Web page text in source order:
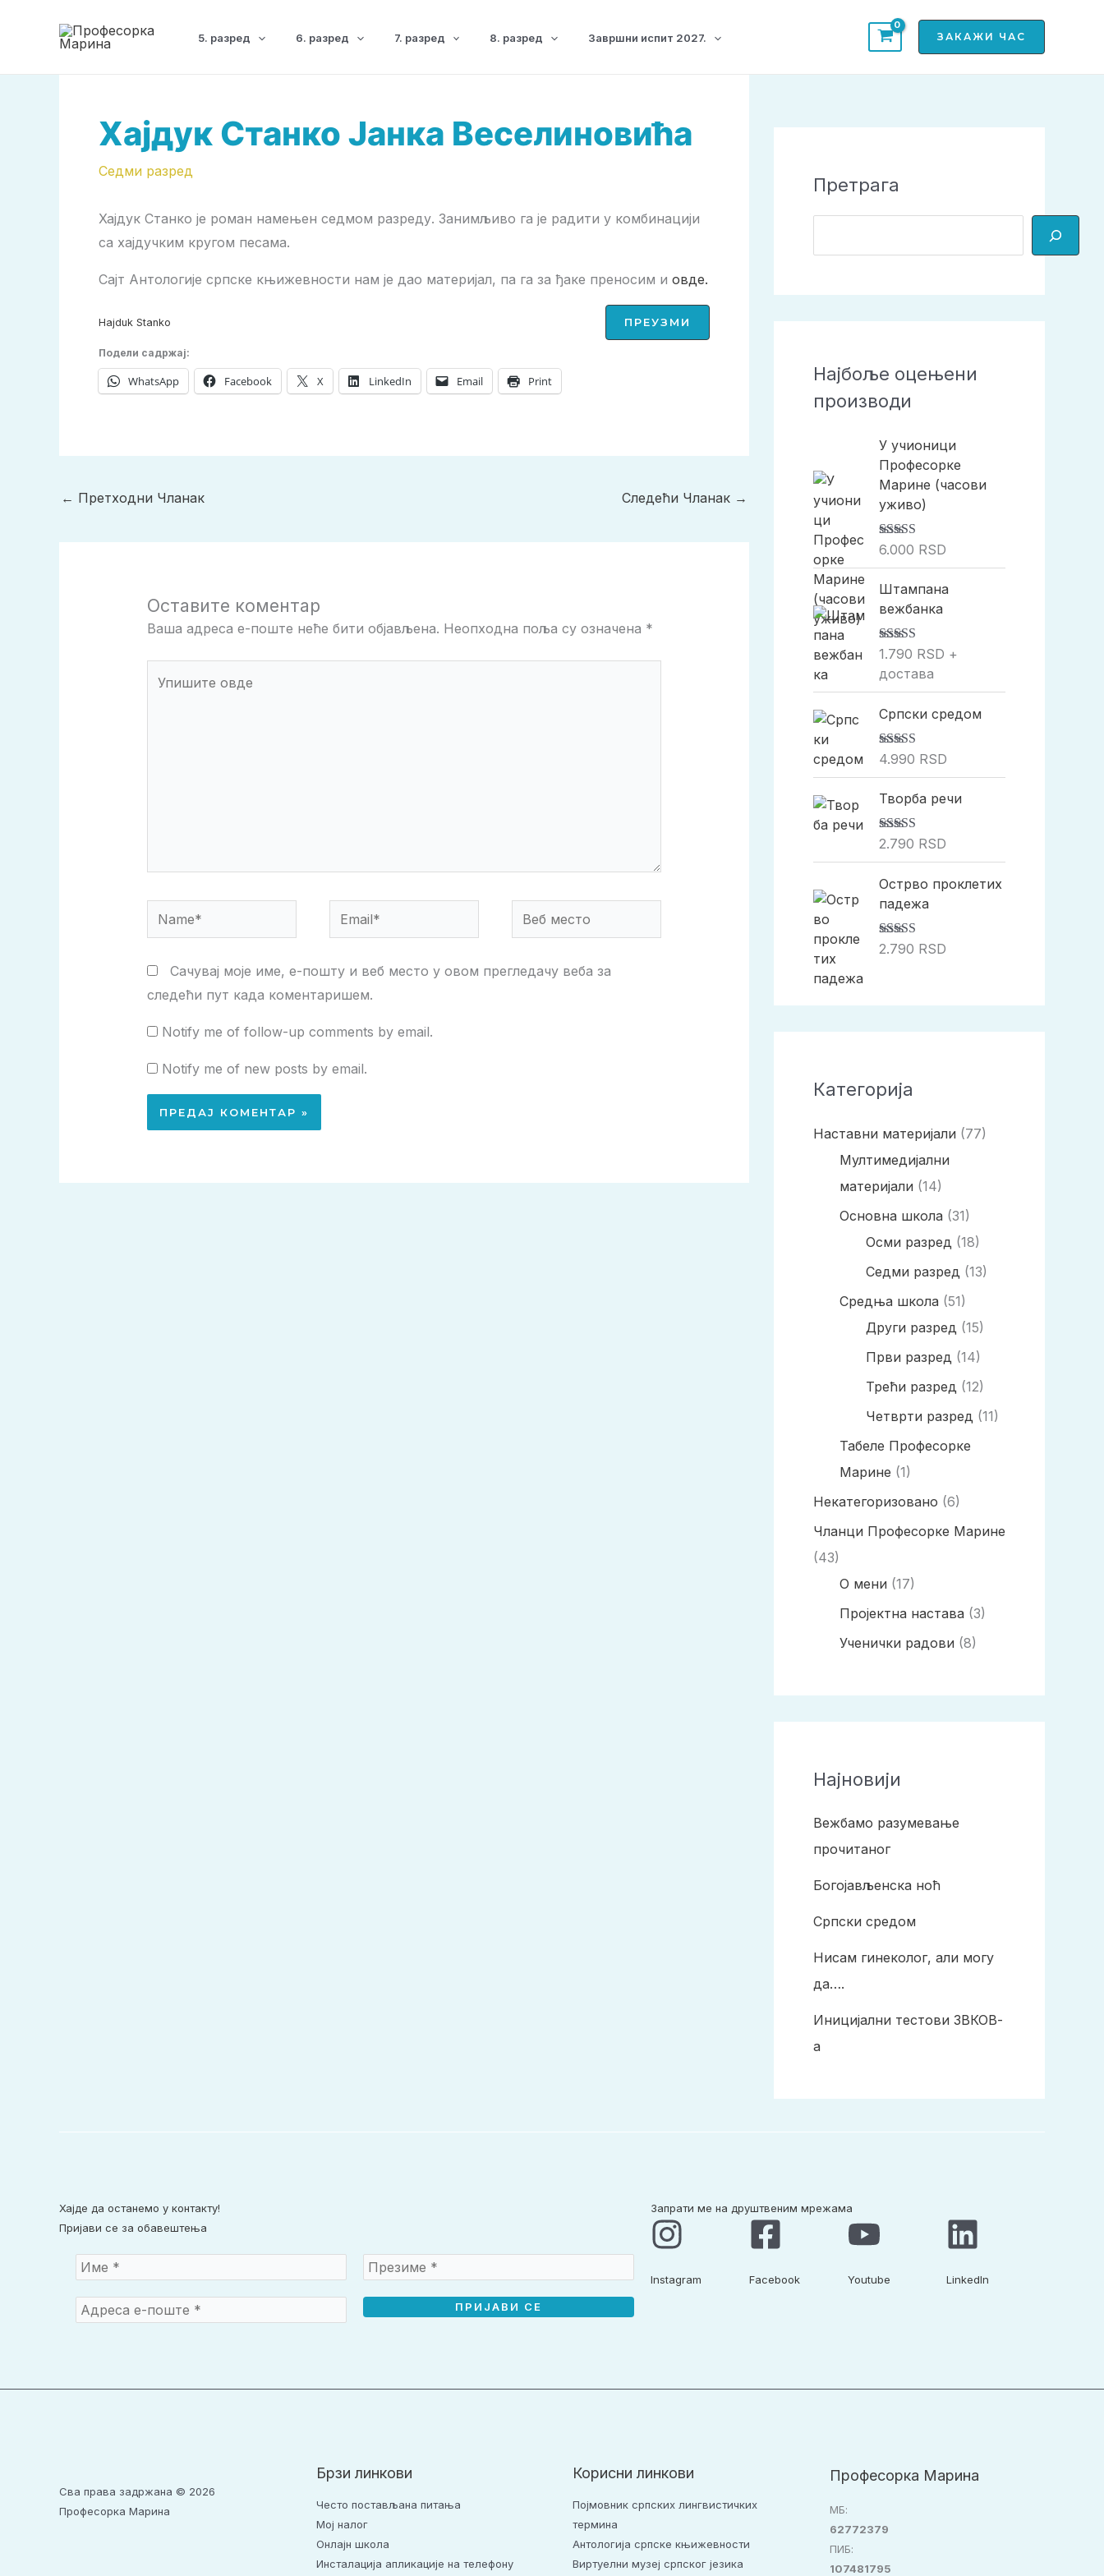
5. разред 6. разред 7. разред 8. разред Завршни испит 2027. ЗАКАЖИ ЧАС
Хајдук Станко Јанка Веселиновића
Седми разред
Хајдук Станко је роман намењен седмом разреду. Занимљиво га је радити у комбинацији
са хајдучким кругом песама.
Сајт Антологије српске књижевности нам је дао материјал, па га за ђаке преносим и овде.
Hajduk Stanko ПРЕУЗМИ
Подели садржај:
WhatsApp Facebook X LinkedIn Email Print
← Претходни Чланак Следећи Чланак →
Оставите коментар
Ваша адреса е-поште неће бити објављена. Неопходна поља су означена *
Name* Email*
Веб
место
Сачувај моје име, е-пошту и веб место у овом прегледачу веба за
следећи пут када коментаришем.
Notify me of follow-up comments by email.
Notify me of new posts by email.
Претрага
р
г
а
Најбоље оцењени
производи
У учионици
Професорке
Марине (часови
уживо)
Оцењено са
6.000 RSD
Штампана
вежбанка
Оцењено са
1.790 RSD +
достава
Српски средом
Оцењено са
4.990 RSD
Творба речи
Оцењено са
2.790 RSD
Острво проклетих
падежа
Оцењено са
2.790 RSD
Категорија
Наставни материјали (77)
Мултимедијални
материјали (14)
Основна школа (31)
Осми разред (18)
Седми разред (13)
Средња школа (51)
Други разред (15)
Први разред (14)
Трећи разред (12)
Четврти разред (11)
Табеле Професорке
Марине (1)
Некатегоризовано (6)
Чланци Професорке Марине
(43)
О мени (17)
Пројектна настава (3)
Ученички радови (8)
Најновији
Вежбамо разумевање
прочитаног
Богојављенска ноћ
Српски средом
Нисам гинеколог, али могу
да….
Иницијални тестови ЗВКОВ-
а
Хајде да останемо у контакту!
Пријави се за обавештења
Запрати ме на друштвеним мрежама
Instagram​ Facebook​ Youtube​ LinkedIn​
Сва права задржана © 2026
Професорка Марина
Брзи линкови
Често постављана питања
Moj налог
Онлајн школа
Инсталација апликације на телефону
Корисни линкови
Појмовник српских лингвистичких
термина
Антологија српске књижевности
Виртуелни музеј српског језика
Професорка Марина
МБ:
62772379
ПИБ:
107481795